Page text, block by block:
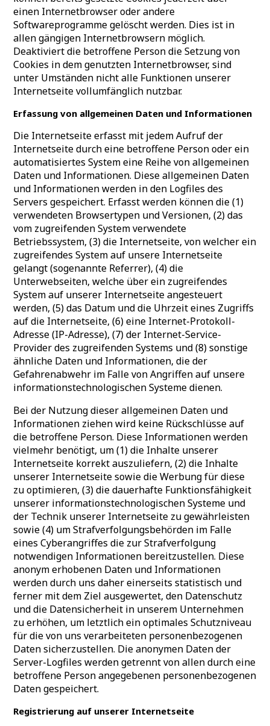
einen Internetbrowser oder andere
Softwareprogramme gelöscht werden. Dies ist in
allen gängigen Internetbrowsern möglich.
Deaktiviert die betroffene Person die Setzung von
Cookies in dem genutzten Internetbrowser, sind
unter Umständen nicht alle Funktionen unserer
Internetseite vollumfänglich nutzbar.
Erfassung von allgemeinen Daten und Informationen
Die Internetseite erfasst mit jedem Aufruf der
Internetseite durch eine betroffene Person oder ein
automatisiertes System eine Reihe von allgemeinen
Daten und Informationen. Diese allgemeinen Daten
und Informationen werden in den Logfiles des
Servers gespeichert. Erfasst werden können die (1)
verwendeten Browsertypen und Versionen, (2) das
vom zugreifenden System verwendete
Betriebssystem, (3) die Internetseite, von welcher ein
zugreifendes System auf unsere Internetseite
gelangt (sogenannte Referrer), (4) die
Unterwebseiten, welche über ein zugreifendes
System auf unserer Internetseite angesteuert
werden, (5) das Datum und die Uhrzeit eines Zugriffs
auf die Internetseite, (6) eine Internet-Protokoll-
Adresse (IP-Adresse), (7) der Internet-Service-
Provider des zugreifenden Systems und (8) sonstige
ähnliche Daten und Informationen, die der
Gefahrenabwehr im Falle von Angriffen auf unsere
informationstechnologischen Systeme dienen.
Bei der Nutzung dieser allgemeinen Daten und
Informationen ziehen wird keine Rückschlüsse auf
die betroffene Person. Diese Informationen werden
vielmehr benötigt, um (1) die Inhalte unserer
Internetseite korrekt auszuliefern, (2) die Inhalte
unserer Internetseite sowie die Werbung für diese
zu optimieren, (3) die dauerhafte Funktionsfähigkeit
unserer informationstechnologischen Systeme und
der Technik unserer Internetseite zu gewährleisten
sowie (4) um Strafverfolgungsbehörden im Falle
eines Cyberangriffes die zur Strafverfolgung
notwendigen Informationen bereitzustellen. Diese
anonym erhobenen Daten und Informationen
werden durch uns daher einerseits statistisch und
ferner mit dem Ziel ausgewertet, den Datenschutz
und die Datensicherheit in unserem Unternehmen
zu erhöhen, um letztlich ein optimales Schutzniveau
für die von uns verarbeiteten personenbezogenen
Daten sicherzustellen. Die anonymen Daten der
Server-Logfiles werden getrennt von allen durch eine
betroffene Person angegebenen personenbezogenen
Daten gespeichert.
Registrierung auf unserer Internetseite